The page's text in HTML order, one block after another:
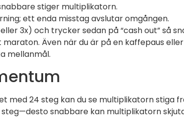
stiger multiplikatorn.
ett enda misstag avslutar omgången.
3x) och trycker sedan på “cash out” så
Även när du är på en kaffepaus
mellanmål.
med 24 steg kan du se multiplikatorn stiga
snabbare kan multiplikatorn